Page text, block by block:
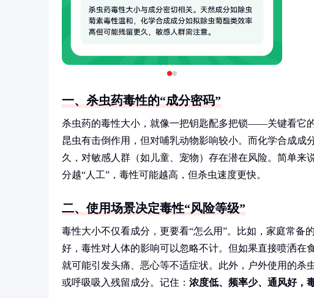
一、杀虫药毒性的“成分密码”
杀虫药的毒性大小，就像一把钥匙配多把锁——关键看它
昆虫有击倒作用，但对哺乳动物影响较小。而化学合成
久，对敏感人群（如儿童、宠物）存在潜在风险。简单来
分越“人工”，毒性可能越高，但杀虫速度更快。
二、使用场景决定毒性“风险等级”
毒性大小不仅看成分，更要看“怎么用”。比如，家庭常备
好，毒性对人体的影响可以忽略不计。但如果直接喷洒在
就可能引发头痛、恶心等不适症状。此外，户外使用的
或呼吸吸入残留成分。记住： 浓度低、频率少、通风好，